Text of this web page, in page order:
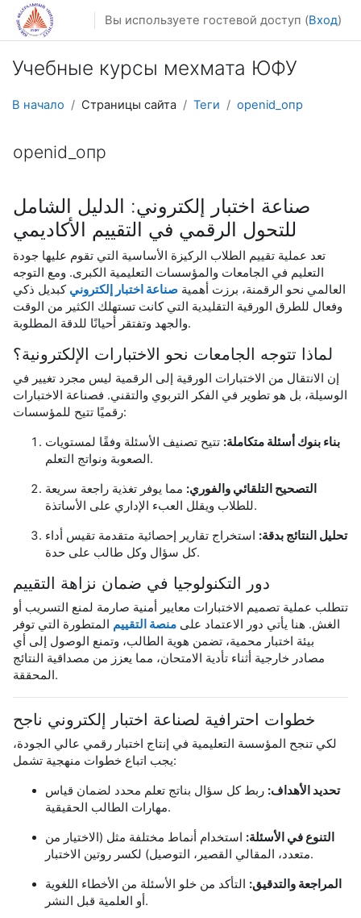
Перейти к основному содержанию
Вы используете гостевой доступ (Вход)
Учебные курсы мехмата ЮФУ
В начало Страницы сайта Теги openid_опр
openid_опр
صناعة اختبار إلكتروني: الدليل الشامل
للتحول الرقمي في التقييم الأكاديمي
تعد عملية تقييم الطلاب الركيزة الأساسية التي تقوم عليها جودة
التعليم في الجامعات والمؤسسات التعليمية الكبرى. ومع التوجه
العالمي نحو الرقمنة، برزت أهمية صناعة اختبار إلكتروني كبديل ذكي
وفعال للطرق الورقية التقليدية التي كانت تستهلك الكثير من الوقت
والجهد وتفتقر أحيانًا للدقة المطلوبة.
لماذا تتوجه الجامعات نحو الاختبارات الإلكترونية؟
إن الانتقال من الاختبارات الورقية إلى الرقمية ليس مجرد تغيير في
الوسيلة، بل هو تطوير في الفكر التربوي والتقني. فصناعة الاختبارات
رقميًا تتيح للمؤسسات:
بناء بنوك أسئلة متكاملة: تتيح تصنيف الأسئلة وفقًا لمستويات
الصعوبة ونواتج التعلم.
التصحيح التلقائي والفوري: مما يوفر تغذية راجعة سريعة
للطلاب ويقلل العبء الإداري على الأساتذة.
تحليل النتائج بدقة: استخراج تقارير إحصائية متقدمة تقيس أداء
كل سؤال وكل طالب على حدة.
دور التكنولوجيا في ضمان نزاهة التقييم
تتطلب عملية تصميم الاختبارات معايير أمنية صارمة لمنع التسريب أو
الغش. هنا يأتي دور الاعتماد على منصة التقييم المتطورة التي توفر
بيئة اختبار محمية، تضمن هوية الطالب، وتمنع الوصول إلى أي
مصادر خارجية أثناء تأدية الامتحان، مما يعزز من مصداقية النتائج
المحققة.
خطوات احترافية لصناعة اختبار إلكتروني ناجح
لكي تنجح المؤسسة التعليمية في إنتاج اختبار رقمي عالي الجودة،
يجب اتباع خطوات منهجية تشمل:
تحديد الأهداف: ربط كل سؤال بناتج تعلم محدد لضمان قياس
مهارات الطالب الحقيقية.
التنوع في الأسئلة: استخدام أنماط مختلفة مثل (الاختيار من
متعدد، المقالي القصير، التوصيل) لكسر روتين الاختبار.
المراجعة والتدقيق: التأكد من خلو الأسئلة من الأخطاء اللغوية
أو العلمية قبل النشر.